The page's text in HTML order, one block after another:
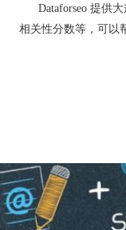
Dataforseo 提供
相关性分数等，可以